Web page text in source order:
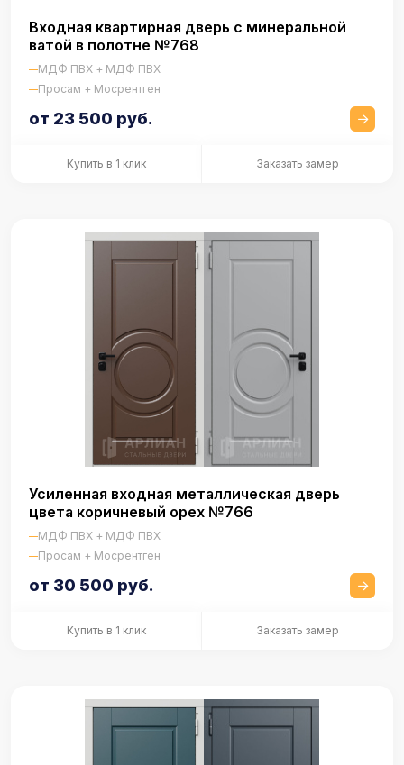
Входная квартирная дверь с минеральной
ватой в полотне №768
МДФ ПВХ + МДФ ПВХ
Просам + Мосрентген
от 23 500 руб.
Купить в 1 клик Заказать замер
Усиленная входная металлическая дверь
цвета коричневый орех №766
МДФ ПВХ + МДФ ПВХ
Просам + Мосрентген
от 30 500 руб.
Купить в 1 клик Заказать замер